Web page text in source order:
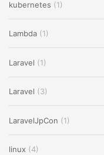
kubernetes (1)
Lambda (1)
Laravel (1)
Laravel (3)
LaravelJpCon (1)
linux (4)